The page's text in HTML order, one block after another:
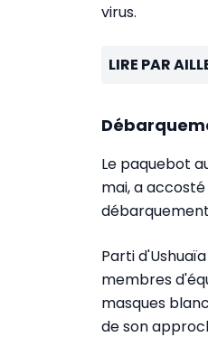
virus.
LIRE PAR
Le paquebot
mai, a
Parti
membres
masques
de son